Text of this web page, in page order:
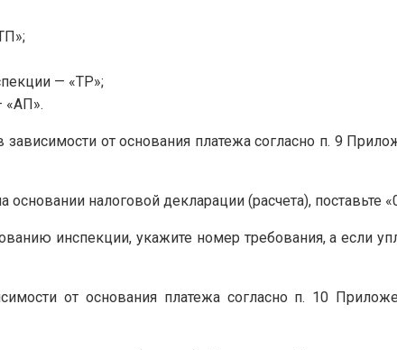
— «ТР»;
«АП».
от основания платежа согласно п. 9
налоговой декларации (расчета), поставьте
инспекции, укажите номер требования, а если
от основания платежа согласно п. 10